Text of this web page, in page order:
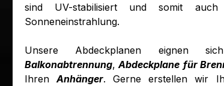
sind UV-stabilisiert und somit
Sonneneinstrahlung.
Unsere Abdeckplanen eignen
Balkonabtrennung,Abdeckplane für
IhrenAnhänger. Gerne erstellen wir